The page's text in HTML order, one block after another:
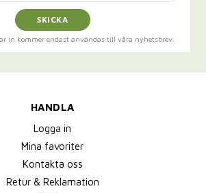
SKICKA
in kommer endast användas till våra nyhetsbrev.
HANDLA
Logga in
Mina favoriter
Kontakta oss
Retur & Reklamation